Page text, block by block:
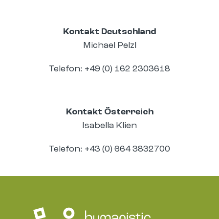
Kontakt Deutschland
Michael Pelzl
Telefon: +49 (0) 162 2303618
Kontakt Österreich
Isabella Klien
Telefon: +43 (0) 664 3832700